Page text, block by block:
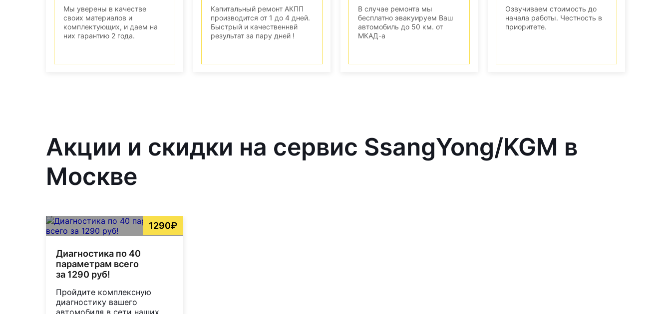
Мы уверены в качестве
своих материалов и
комплектующих, и даем на
них гарантию 2 года.
Капитальный ремонт АКПП
производится от 1 до 4 дней.
Быстрый и качественнвй
результат за пару дней !
В случае ремонта мы
бесплатно эвакуируем Ваш
автомобиль до 50 км. от
МКАД-а
Озвучиваем стоимость до
начала работы. Честность в
приоритете.
Акции и скидки на сервис SsangYong/KGM в
Москве
1290₽
Диагностика по 40
параметрам всего
за 1290 руб!
Пройдите комплексную
диагностику вашего
автомобиля в сети наших